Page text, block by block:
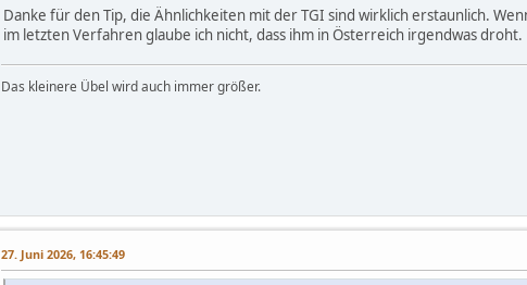
Danke für den Tip, die Ähnlichkeiten mit der TGI sind wirklich erstaunlich.
im letzten Verfahren glaube ich nicht, dass ihm in Österreich irgendwas droht.
Das kleinere Übel wird auch immer größer.
27. Juni 2026, 16:45:49